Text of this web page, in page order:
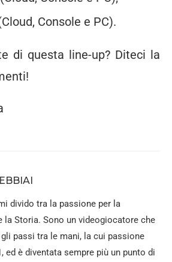
Console e PC).
di questa line-up? Diteci la
divido tra la passione per la
la Storia. Sono un videogiocatore che
passi tra le mani, la cui passione
ed è diventata sempre più un punto di